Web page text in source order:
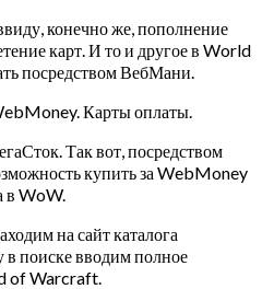
конечно же, пополнение
карт. И то и другое в World
посредством ВебМани.
Карты оплаты.
Так вот, посредством
купить за WebMoney
в WoW.
на сайт каталога
поиске вводим полное
of Warcraft.